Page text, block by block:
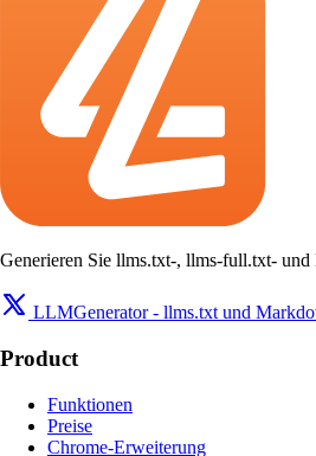
Generieren Sie llms.txt-, llms-full.txt-
LLMGenerator - llms.txt und
Product
Funktionen
Preise
Chrome-Erweiterung